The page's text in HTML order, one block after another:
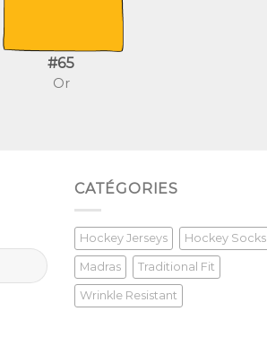
#65
Or
CATÉGORIES
Hockey Jerseys Hockey Socks
Madras Traditional Fit
Wrinkle Resistant